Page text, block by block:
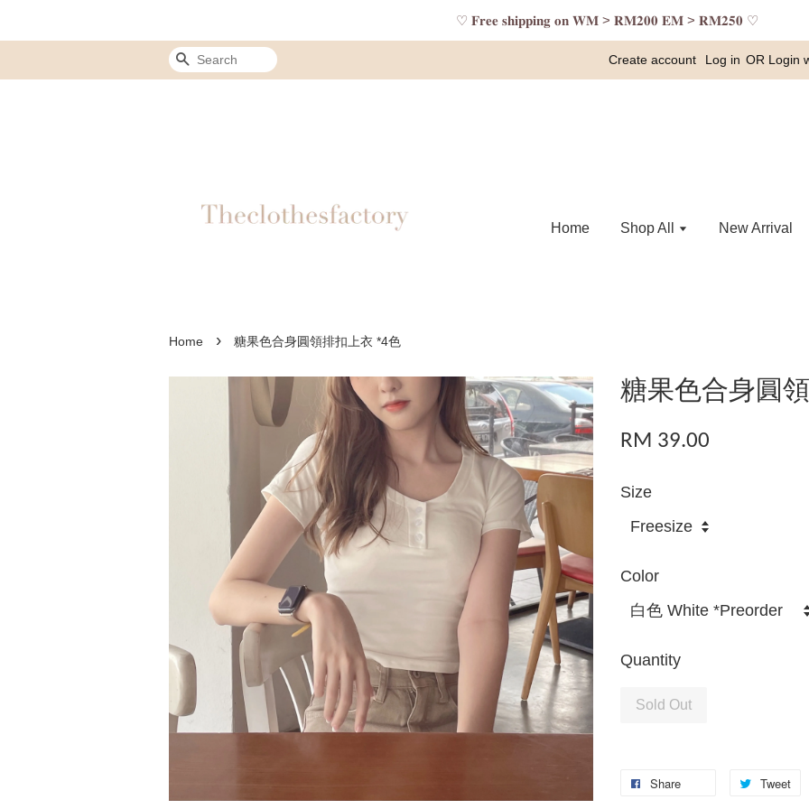
♡ 𝐅𝐫𝐞𝐞 𝐬𝐡𝐢𝐩𝐩𝐢𝐧𝐠 𝐨𝐧 𝐖𝐌 > 𝐑𝐌𝟐𝟎𝟎 𝐄𝐌 > 𝐑𝐌𝟐𝟓𝟎 ♡
Search Create account Log in OR Login
Home Shop All New Arrival
Home › 糖果色合身圓領排扣上衣 *4色
糖果色合身圓
RM 39.00
Size
Color
Quantity
Sold Out
Share Tweet